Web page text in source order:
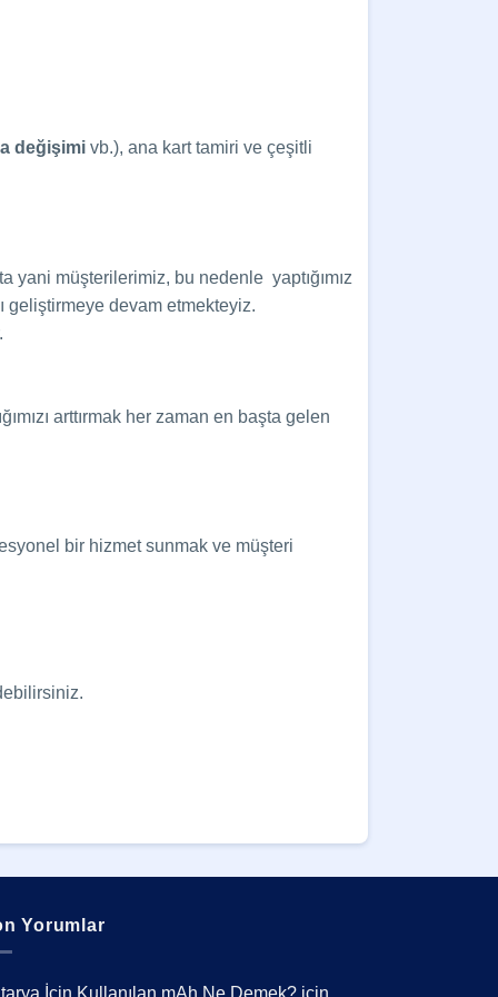
değişimi vb.), ana kart tamiri ve çeşitli
yani müşterilerimiz, bu nedenle yaptığımız
geliştirmeye devam etmekteyiz.
arttırmak her zaman en başta gelen
bir hizmet sunmak ve müşteri
Yorumlar